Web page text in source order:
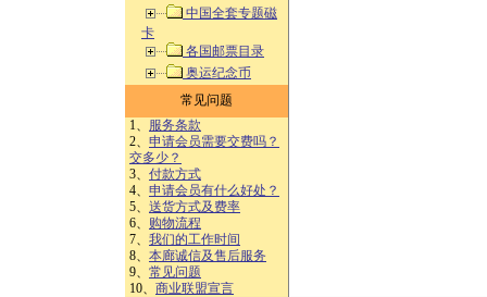
中国全套专题磁
卡
各国邮票目录
奥运纪念币
常见问题
1、 服务条款
2、 申请会员需要交费吗？
交多少？
3、 付款方式
4、 申请会员有什么好处？
5、 送货方式及费率
6、 购物流程
7、 我们的工作时间
8、 本廊诚信及售后服务
9、 常见问题
10、 商业联盟宣言